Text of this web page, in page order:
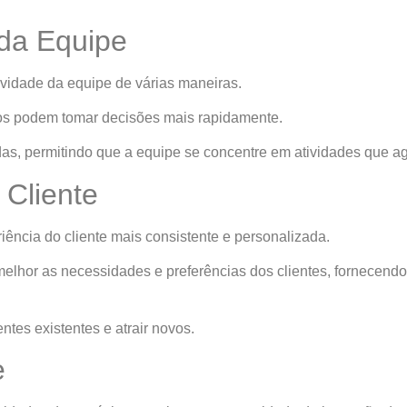
Equipe
da equipe de várias maneiras.
podem tomar decisões mais rapidamente.
permitindo que a equipe se concentre em atividades que
do cliente mais consistente e personalizada.
as necessidades e preferências dos clientes,
existentes e atrair novos.